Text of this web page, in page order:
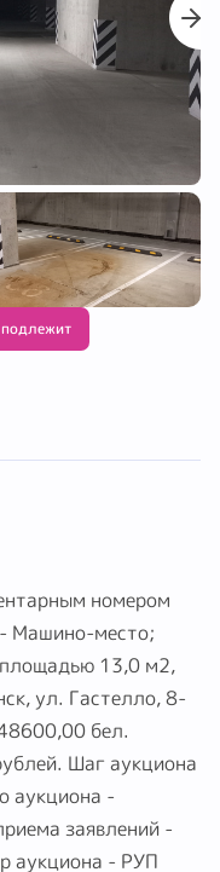
подлежит
номером
Машино-место;
13,0 м2,
ул. Гастелло, 8-
бел.
Шаг аукциона
аукциона -
заявлений -
аукциона - РУП